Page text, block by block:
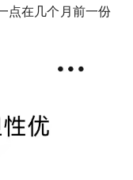
点在几个月前一份